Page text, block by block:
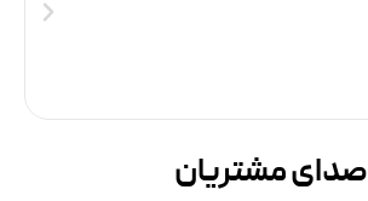
صدای مشتریان